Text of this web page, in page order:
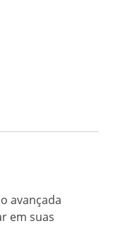
avançada
em suas